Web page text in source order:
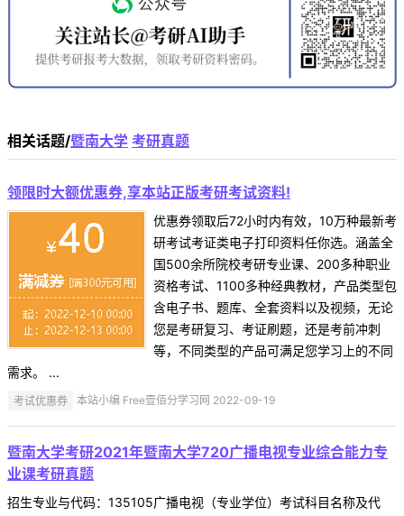
相关话题/暨南大学 考研真题
领限时大额优惠券,享本站正版考研考试资料!
优惠券领取后72小时内有效，10万种最新考
研考试考证类电子打印资料任你选。涵盖全
国500余所院校考研专业课、200多种职业
资格考试、1100多种经典教材，产品类型包
含电子书、题库、全套资料以及视频，无论
您是考研复习、考证刷题，还是考前冲刺
等，不同类型的产品可满足您学习上的不同
需求。 ...
考试优惠券 本站小编 Free壹佰分学习网 2022-09-19
暨南大学考研2021年暨南大学720广播电视专业综合能力专
业课考研真题
招生专业与代码：135105广播电视（专业学位）考试科目名称及代